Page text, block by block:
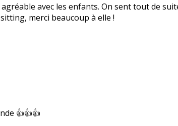
avec les enfants. On sent tout de
merci beaucoup à elle !
Je recommande 👍👍👍